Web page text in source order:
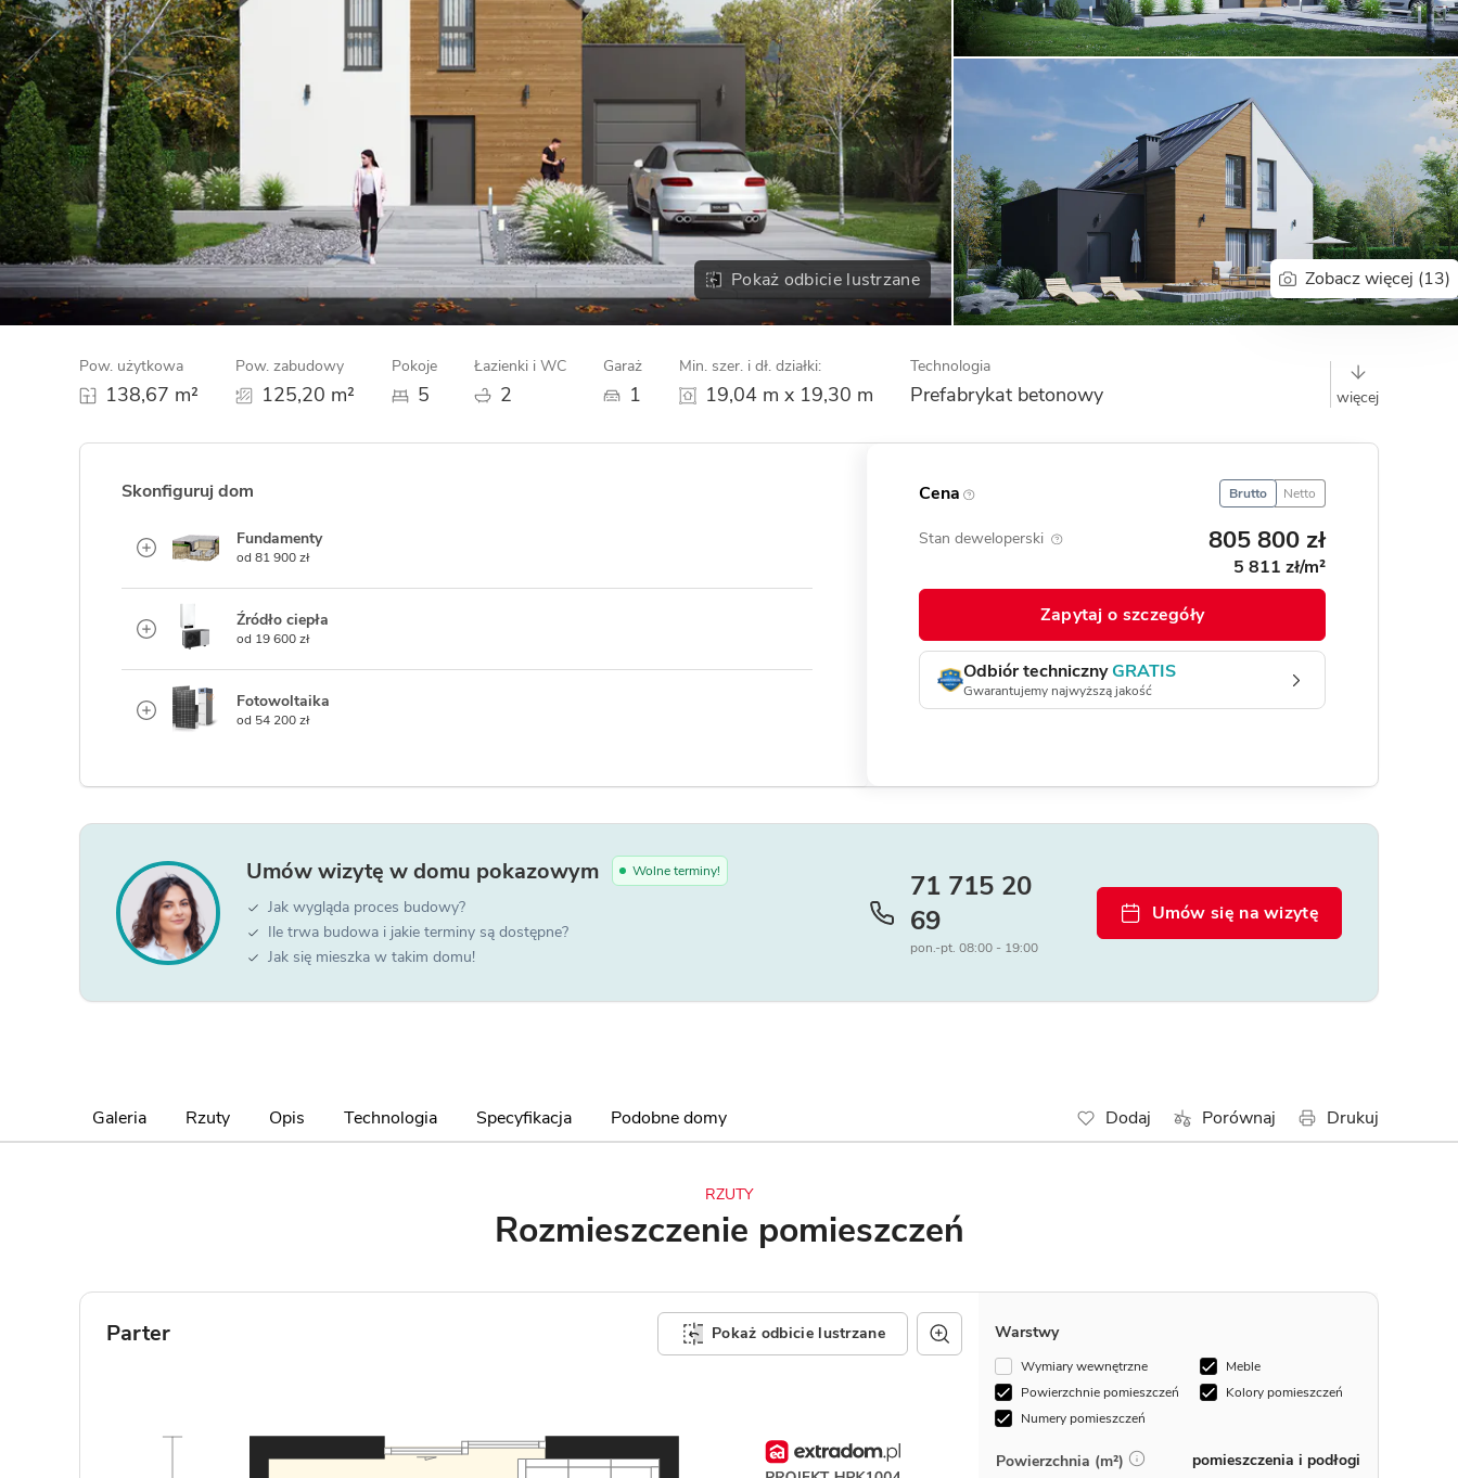
DODATKOWE ELEMENTY
Zobacz wszystkie kategorie
Dom pasywny- co to znaczy
AKADEMIA EXTRADOM.PL
BAZA WIEDZY
Zobacz wszystkie porady
Zobacz więcej (13)
Pokaż odbicie lustrzane
Pow. użytkowa
138,67 m²
Pow. zabudowy
125,20 m²
Pokoje
5
Łazienki i WC
2
Garaż
1
Min. szer. i dł. działki:
19,04 m x 19,30 m
Technologia
Prefabrykat betonowy więcej
Cena Brutto Netto
Stan deweloperski 805 800 zł
5 811 zł/m²
Zapytaj o szczegóły
Odbiór technicznyGRATIS
Gwarantujemy najwyższą jakość
Skonfiguruj dom
Fundamenty
od 81 900 zł
Źródło ciepła
od 19 600 zł
Fotowoltaika
od 54 200 zł
Wolne terminy!
Umów wizytę wdomu pokazowym
Jak wygląda proces budowy?
Ile trwa budowa i jakie terminy są dostępne?
Jak się mieszka w takim domu!
71 715 20
69
pon.-pt. 08:00 - 19:00
Umów się na wizytę
Galeria Rzuty Opis Technologia Specyfikacja Podobne domy Dodaj Porównaj Drukuj
RZUTY
Rozmieszczenie pomieszczeń
Parter Warstwy
Wymiary wewnętrzne
Meble
Powierzchnie pomieszczeń
Kolory pomieszczeń
Numery pomieszczeń
Pokaż odbicie lustrzane
Powierzchnia (m²)
pomieszczenia i podłogi